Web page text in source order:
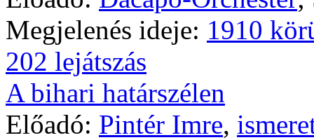
Megjelenés ideje: 1910
202 lejátszás
A bihari határszélen
Előadó: Pintér Imre,